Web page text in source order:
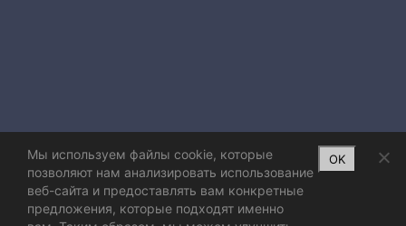
Мы используем файлы cookie, которые
позволяют нам анализировать использование
веб-сайта и предоставлять вам конкретные
предложения, которые подходят именно
OK